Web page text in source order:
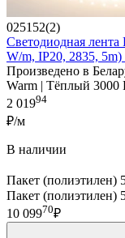
025152(2)
Светодиодная
W/m, IP20, 2835,
Произведено в
Warm | Тёплый 3000
2 01994
₽/м
В наличии
Пакет
Пакет (полиэтилен)
10 09970₽